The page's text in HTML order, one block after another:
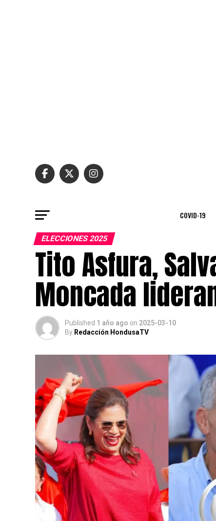
COVID-19
ELECCIONES 2025
Tito Asfura,
Moncada
Published 1 año ago on 2025-03-10
By Redacción HondusaTV